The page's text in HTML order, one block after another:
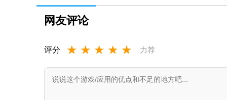
网友评论
评分 ★ ★ ★ ★ ★ 力荐